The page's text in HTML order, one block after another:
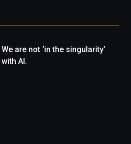
We are not ‘in the singularity’
with AI.